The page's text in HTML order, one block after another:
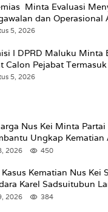
Minta Evaluasi
dan
5, 2026
I DPRD Maluku Minta
Calon Pejabat
5, 2026
Nus Kei Minta
Ungkap Kematian
2026 450
Kasus Kematian Nus Kei
Karel Sadsuitubun
2026 384